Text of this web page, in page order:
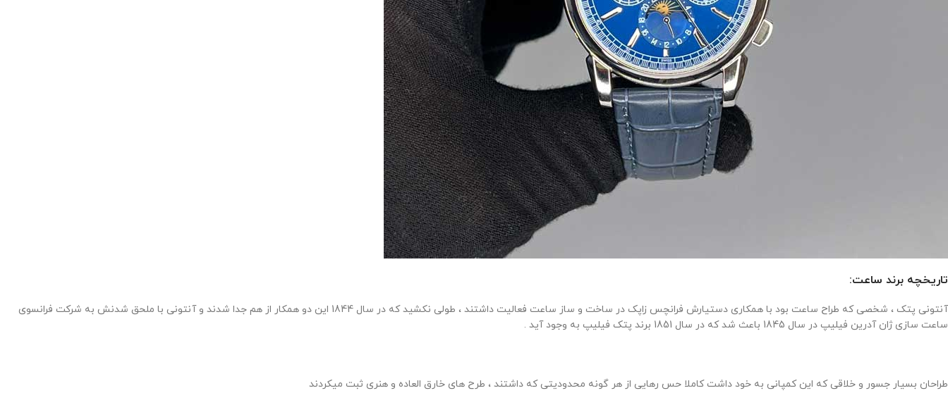
تاریخچه برند ساعت:
آنتونی پتک ، شخصی که طراح ساعت بود با همکاری دستیارش فرانچس زاپک در ساخت و ساز ساعت فعالیت داشتند ، طولی نکشید که در سال 1844 این دو همکار از هم جدا شدند و آنتونی با ملحق شدنش به شرکت فرانسوی
ساعت سازی ژان آدرین فیلیپ در سال 1845 باعث شد که در سال 1851 برند پتک فیلیپ به وجود آید .
طراحان بسیار جسور و خلاقی که این کمپانی به خود داشت کاملا حس رهایی از هر گونه محدودیتی که داشتند ، طرح های خارق العاده و هنری ثبت میکردند